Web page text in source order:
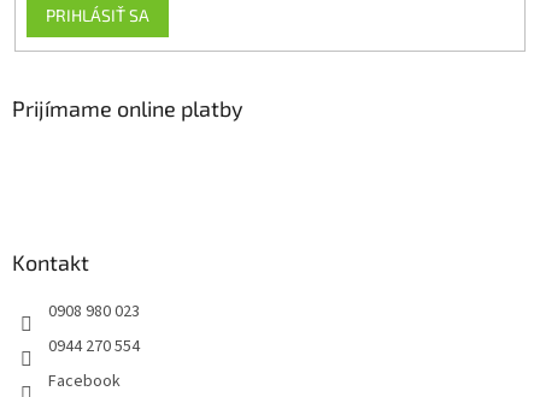
PRIHLÁSIŤ SA
Prijímame online platby
Kontakt
0908 980 023
0944 270 554
Facebook